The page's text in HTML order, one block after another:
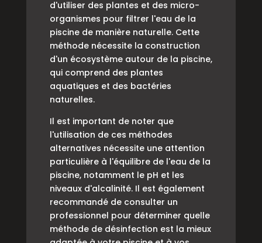
d'utiliser des plantes et des micro-
organismes pour filtrer l'eau de la
piscine de manière naturelle. Cette
méthode nécessite la construction
d'un écosystème autour de la piscine,
qui comprend des plantes
aquatiques et des bactéries
naturelles.
Il est important de noter que
l'utilisation de ces méthodes
alternatives nécessite une attention
particulière à l'équilibre de l'eau de la
piscine, notamment le pH et les
niveaux d'alcalinité. Il est également
recommandé de consulter un
professionnel pour déterminer quelle
méthode de désinfection est la mieux